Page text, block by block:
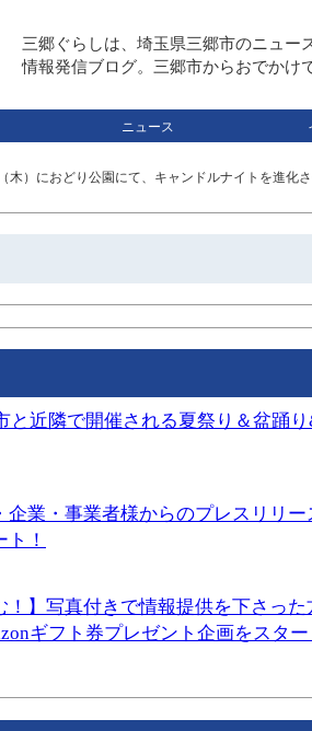
三郷ぐらしは、埼玉県三郷市のニュー
情報発信ブログ。三郷市からおでかけ
ニュース
木）におどり公園にて、キャンドルナイトを進化
と近隣で開催される夏祭り＆盆踊
企業・事業者様からのプレスリリー
！
！】写真付きで情報提供を下さっ
ギフト券プレゼント企画をスター